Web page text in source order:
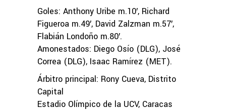
Goles: Anthony Uribe m.10′, Richard
Figueroa m.49′, David Zalzman m.57′,
Flabián Londoño m.80′.
Amonestados: Diego Osío (DLG), José
Correa (DLG), Isaac Ramírez (MET).
Árbitro principal: Rony Cueva, Distrito
Capital
Estadio Olímpico de la UCV, Caracas